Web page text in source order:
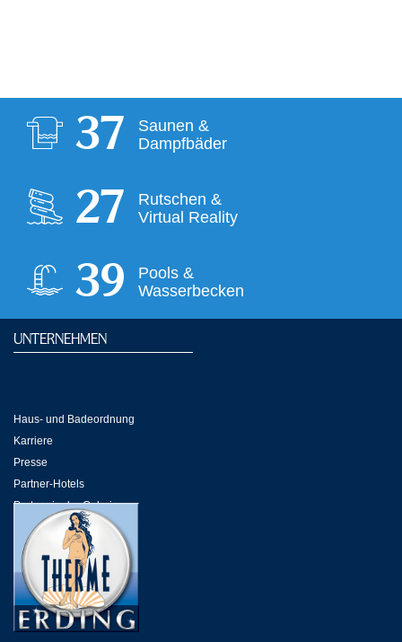
38
Saunen &
Dampfbäder
28
Rutschen &
Virtual Reality
40
Pools &
Wasserbecken
UNTERNEHMEN
Haus- und Badeordnung
Karriere
Presse
Partner-Hotels
Partner in der Galeria
Partner-Links